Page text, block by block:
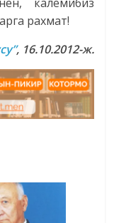
рахмат!
, 16.10.2012-ж.